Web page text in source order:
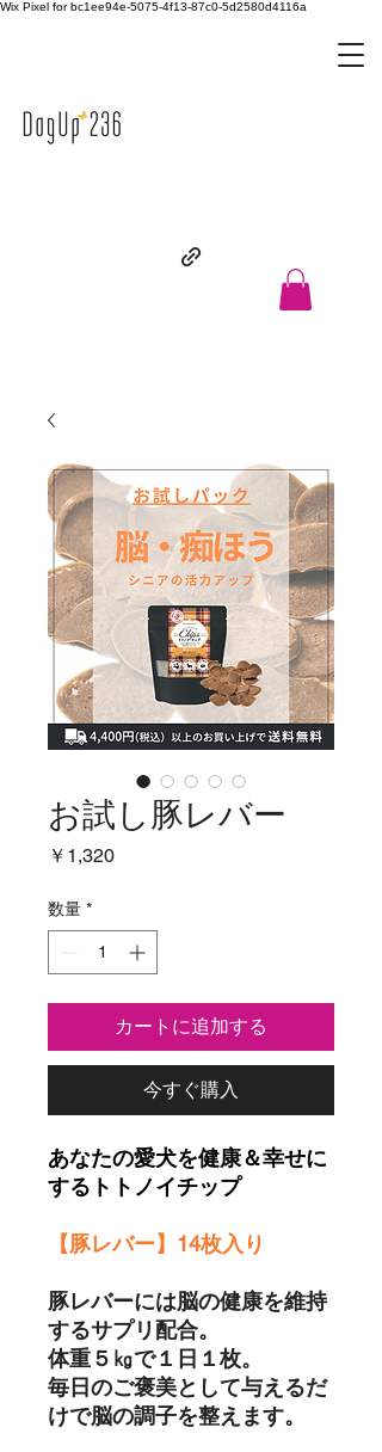
Wix Pixel for bc1ee94e-5075-4f13-87c0-5d2580d4116a
お試し豚レバー
￥1,320価
数量 *
カートに追加する
今すぐ購入
あなたの愛犬を健康＆幸せに
するトトノイチップ
【豚レバー】14枚入り
豚レバーには脳の健康を維持
するサプリ配合。
体重５㎏で１日１枚。
毎日のご褒美として与えるだ
けで脳の調子を整えます。